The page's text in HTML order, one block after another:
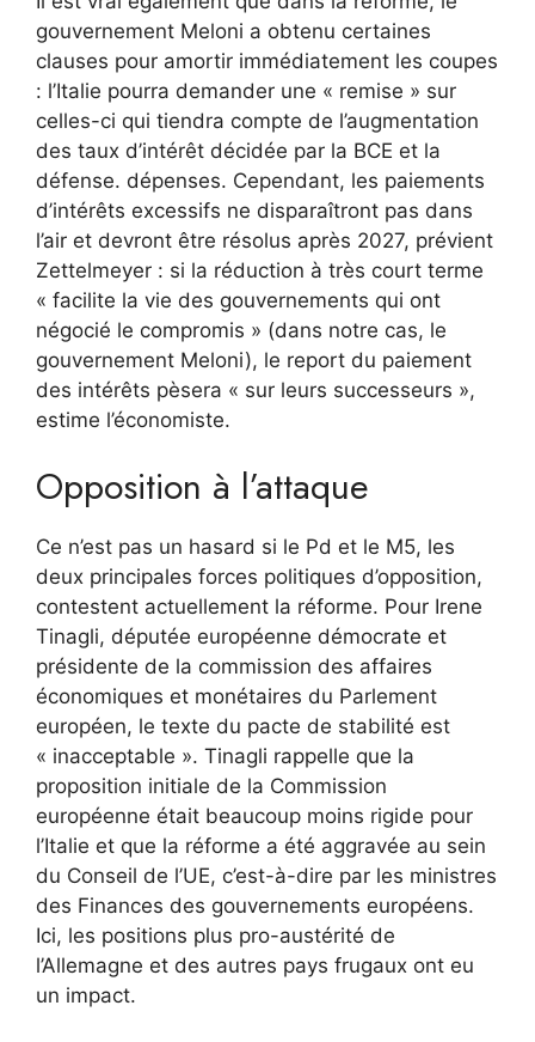
gouvernement Meloni a obtenu certaines
clauses pour amortir immédiatement les coupes
: l’Italie pourra demander une « remise » sur
celles-ci qui tiendra compte de l’augmentation
des taux d’intérêt décidée par la BCE et la
défense. dépenses. Cependant, les paiements
d’intérêts excessifs ne disparaîtront pas dans
l’air et devront être résolus après 2027, prévient
Zettelmeyer : si la réduction à très court terme
« facilite la vie des gouvernements qui ont
négocié le compromis » (dans notre cas, le
gouvernement Meloni), le report du paiement
des intérêts pèsera « sur leurs successeurs »,
estime l’économiste.
Opposition à l’attaque
Ce n’est pas un hasard si le Pd et le M5, les
deux principales forces politiques d’opposition,
contestent actuellement la réforme. Pour Irene
Tinagli, députée européenne démocrate et
présidente de la commission des affaires
économiques et monétaires du Parlement
européen, le texte du pacte de stabilité est
« inacceptable ». Tinagli rappelle que la
proposition initiale de la Commission
européenne était beaucoup moins rigide pour
l’Italie et que la réforme a été aggravée au sein
du Conseil de l’UE, c’est-à-dire par les ministres
des Finances des gouvernements européens.
Ici, les positions plus pro-austérité de
l’Allemagne et des autres pays frugaux ont eu
un impact.